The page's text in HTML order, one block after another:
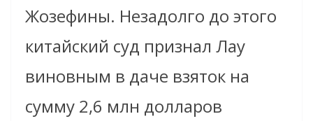
Жозефины. Незадолго до этого
китайский суд признал Лау
виновным в даче взяток на
сумму 2,6 млн долларов